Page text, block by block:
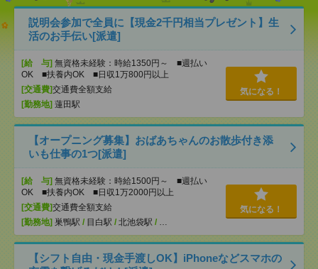
説明会参加で全員に【現金2千円相当プレゼント】生
活のお手伝い[派遣]
[給 与] 無資格未経験：時給1350円～ ■週払い
OK ■扶養内OK ■日収1万800円以上
[交通費]交通費全額支給
[勤務地] 蓮田駅
気になる！
【オープニング募集】おばあちゃんのお散歩付き添
いも仕事の1つ[派遣]
[給 与] 無資格未経験：時給1500円～ ■週払い
OK ■扶養内OK ■日収1万2000円以上
[交通費]交通費全額支給
[勤務地] 巣鴨駅 / 目白駅 / 北池袋駅 / …
気になる！
【シフト自由・現金手渡しOK】iPhoneなどスマホの